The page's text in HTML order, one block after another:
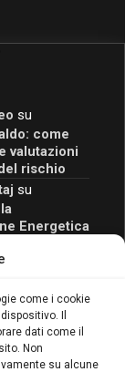
come i cookie
Il
dati come il
Non
su alcune
su
come
valutazioni
rischio
su
Energetica
Blumatica